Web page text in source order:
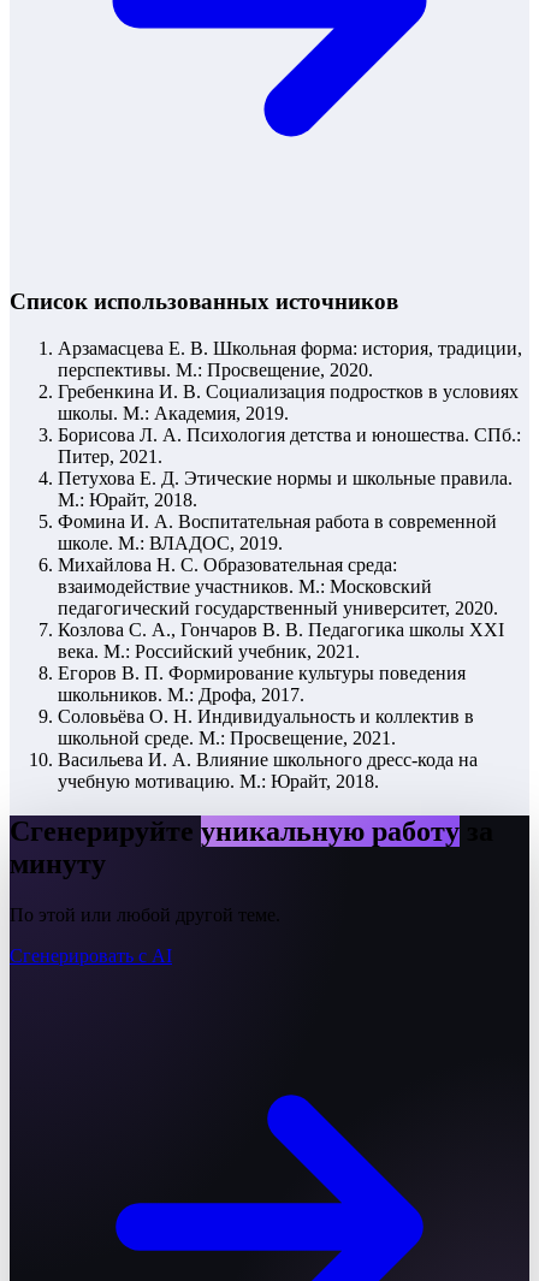
Список использованных источников
Арзамасцева Е. В. Школьная форма: история, традиции,
перспективы. М.: Просвещение, 2020.
Гребенкина И. В. Социализация подростков в условиях
школы. М.: Академия, 2019.
Борисова Л. А. Психология детства и юношества. СПб.:
Питер, 2021.
Петухова Е. Д. Этические нормы и школьные правила.
М.: Юрайт, 2018.
Фомина И. А. Воспитательная работа в современной
школе. М.: ВЛАДОС, 2019.
Михайлова Н. С. Образовательная среда:
взаимодействие участников. М.: Московский
педагогический государственный университет, 2020.
Козлова С. А., Гончаров В. В. Педагогика школы XXI
века. М.: Российский учебник, 2021.
Егоров В. П. Формирование культуры поведения
школьников. М.: Дрофа, 2017.
Соловьёва О. Н. Индивидуальность и коллектив в
школьной среде. М.: Просвещение, 2021.
Васильева И. А. Влияние школьного дресс-кода на
учебную мотивацию. М.: Юрайт, 2018.
Сгенерируйте уникальную работу
минуту
По этой или любой другой теме.
Сгенерировать с AI